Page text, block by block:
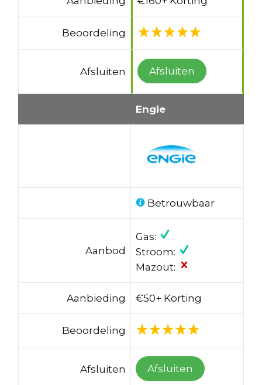
Beoordeling
Afsluiten Afsluiten
Engie
Betrouwbaar
Aanbod
Gas:
Stroom:
Mazout:
Aanbieding €50+ Korting
Beoordeling
Afsluiten Afsluiten